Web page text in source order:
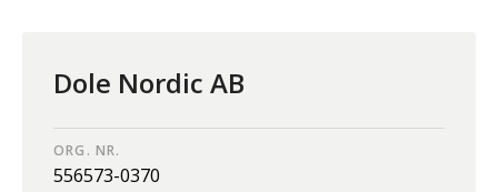
Dole Nordic AB
ORG. NR.
556573-0370